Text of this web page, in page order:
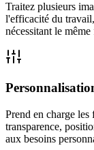
Traitez plusieurs
l'efficacité du
nécessitant le
Prend en charge
transparence,
aux besoins